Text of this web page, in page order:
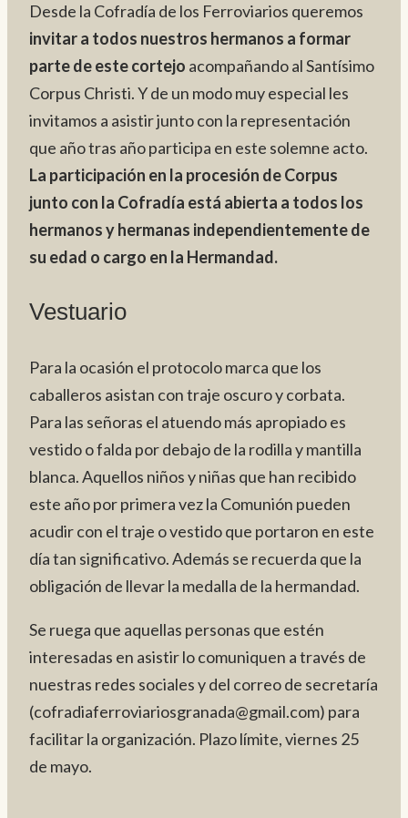
Desde la Cofradía de los Ferroviarios queremos
invitar a todos nuestros hermanos a formar
parte de este cortejo acompañando al Santísimo
Corpus Christi. Y de un modo muy especial les
invitamos a asistir junto con la representación
que año tras año participa en este solemne acto.
La participación en la procesión de Corpus
junto con la Cofradía está abierta a todos los
hermanos y hermanas independientemente de
su edad o cargo en la Hermandad.
Vestuario
Para la ocasión el protocolo marca que los
caballeros asistan con traje oscuro y corbata.
Para las señoras el atuendo más apropiado es
vestido o falda por debajo de la rodilla y mantilla
blanca. Aquellos niños y niñas que han recibido
este año por primera vez la Comunión pueden
acudir con el traje o vestido que portaron en este
día tan significativo. Además se recuerda que la
obligación de llevar la medalla de la hermandad.
Se ruega que aquellas personas que estén
interesadas en asistir lo comuniquen a través de
nuestras redes sociales y del correo de secretaría
(cofradiaferroviariosgranada@gmail.com) para
facilitar la organización. Plazo límite, viernes 25
de mayo.